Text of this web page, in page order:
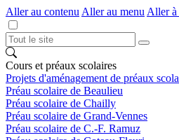
Aller au contenu Aller au menu Aller à
Cours et préaux scolaires
Projets d'aménagement de préaux
Préau scolaire de Beaulieu
Préau scolaire de Chailly
Préau scolaire de Grand-Vennes
Préau scolaire de C.-F. Ramuz